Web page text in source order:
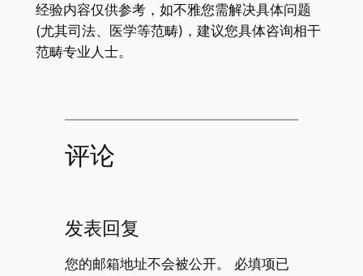
经验内容仅供参考，如不雅您需解决具体问题
(尤其司法、医学等范畴)，建议您具体咨询相干
范畴专业人士。
评论
发表回复
您的邮箱地址不会被公开。
必填项已